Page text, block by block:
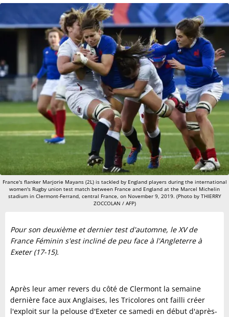
France's flanker Marjorie Mayans (2L) is tackled by England players during the international
women's Rugby union test match between France and England at the Marcel Michelin
stadium in Clermont-Ferrand, central France, on November 9, 2019. (Photo by THIERRY
ZOCCOLAN / AFP)
Pour son deuxième et dernier test d'automne, le XV de
France Féminin s'est incliné de peu face à l'Angleterre à
Exeter (17-15).
Après leur amer revers du côté de Clermont la semaine
dernière face aux Anglaises, les Tricolores ont failli créer
l'exploit sur la pelouse d'Exeter ce samedi en début d'après-